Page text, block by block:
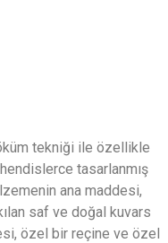
tekniği ile özellikle
tasarlanmış
ana maddesi,
saf ve doğal kuvars
özel bir reçine ve özel